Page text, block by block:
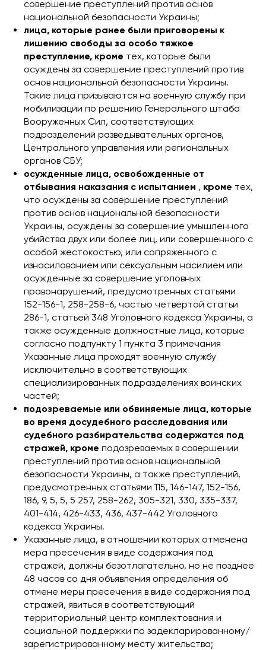
совершение преступлений против основ
национальной безопасности Украины;
лица, которые ранее были приговорены к
лишению свободы за особо тяжкое
преступление, кроме тех, которые были
осуждены за совершение преступлений против
основ национальной безопасности Украины.
Такие лица призываются на военную службу при
мобилизации по решению Генерального штаба
Вооруженных Сил, соответствующих
подразделений разведывательных органов,
Центрального управления или региональных
органов СБУ;
осужденные лица, освобожденные от
отбывания наказания с испытанием , кроме тех,
что осуждены за совершение преступлений
против основ национальной безопасности
Украины, осуждены за совершение умышленного
убийства двух или более лиц, или совершенного с
особой жестокостью, или сопряженного с
изнасилованием или сексуальным насилием или
осужденные за совершение уголовных
правонарушений, предусмотренных статьями
152-156-1, 258-258-6, частью четвертой статьи
286-1, статьей 348 Уголовного кодекса Украины, а
также осужденные должностные лица, которые
согласно подпункту 1 пункта 3 примечания
Указанные лица проходят военную службу
исключительно в соответствующих
специализированных подразделениях воинских
частей;
подозреваемые или обвиняемые лица, которые
во время досудебного расследования или
судебного разбирательства содержатся под
стражей, кроме подозреваемых в совершении
преступлений против основ национальной
безопасности Украины, а также преступлений,
предусмотренных статьями 115, 146-147, 152-156,
186, 9, 5, 5, 5 257, 258-262, 305-321, 330, 335-337,
401-414, 426-433, 436, 437-442 Уголовного
кодекса Украины.
Указанные лица, в отношении которых отменена
мера пресечения в виде содержания под
стражей, должны безотлагательно, но не позднее
48 часов со дня объявления определения об
отмене меры пресечения в виде содержания под
стражей, явиться в соответствующий
территориальный центр комплектования и
социальной поддержки по задекларированному/
зарегистрированному месту жительства;